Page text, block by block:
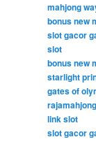
mahjong
bonus new
slot gacor
slot
bonus new
starlight
gates of
link slot
slot gacor